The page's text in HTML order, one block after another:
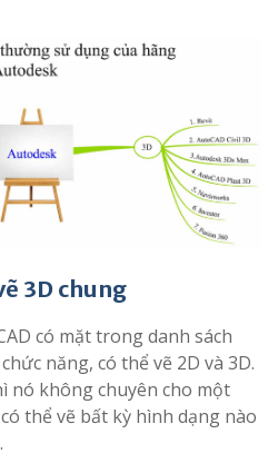
3D chung
có mặt trong danh sách
năng, có thể vẽ 2D và 3D.
nó không chuyên cho một
thể vẽ bất kỳ hình dạng nào